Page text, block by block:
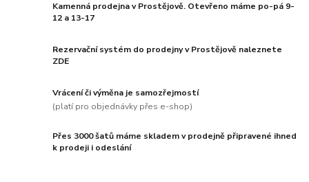
Kamenná prodejna v Prostějově. Otevřeno máme po-pá 9-
12 a 13-17
Rezervační systém do prodejny v Prostějově naleznete
ZDE
Vrácení či výměna je samozřejmostí
(platí pro objednávky přes e-shop)
Přes 3000 šatů máme skladem v prodejně připravené ihned
k prodeji i odeslání